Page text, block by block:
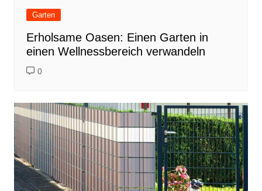
Garten
Erholsame Oasen: Einen Garten in
einen Wellnessbereich verwandeln
0